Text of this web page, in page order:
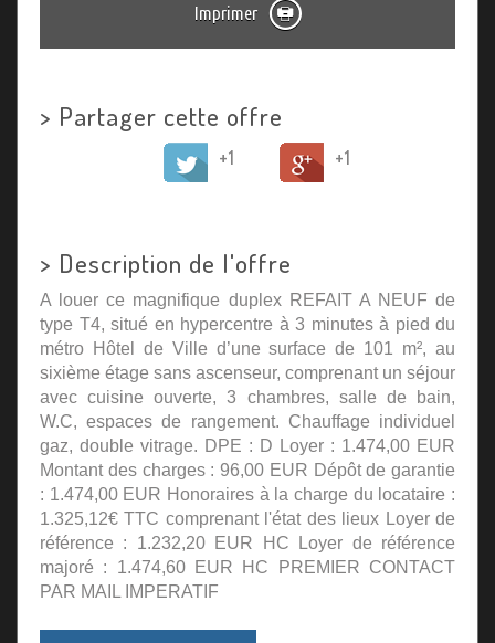
Imprimer
> Partager cette offre
+1 +1
> Description de l'offre
A louer ce magnifique duplex REFAIT A NEUF de
type T4, situé en hypercentre à 3 minutes à pied du
métro Hôtel de Ville d’une surface de 101 m², au
sixième étage sans ascenseur, comprenant un séjour
avec cuisine ouverte, 3 chambres, salle de bain,
W.C, espaces de rangement. Chauffage individuel
gaz, double vitrage. DPE : D Loyer : 1.474,00 EUR
Montant des charges : 96,00 EUR Dépôt de garantie
: 1.474,00 EUR Honoraires à la charge du locataire :
1.325,12€ TTC comprenant l'état des lieux Loyer de
référence : 1.232,20 EUR HC Loyer de référence
majoré : 1.474,60 EUR HC PREMIER CONTACT
PAR MAIL IMPERATIF